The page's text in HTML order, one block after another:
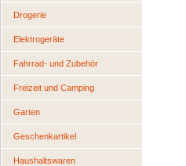
Drogerie
Elektrogeräte
Fahrrad- und Zubehör
Freizeit und Camping
Garten
Geschenkartikel
Haushaltswaren